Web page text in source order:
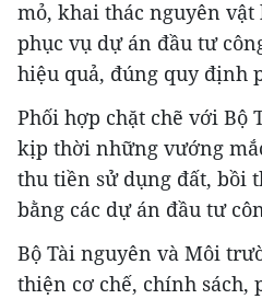
mỏ, khai thác nguyên vật
phục vụ dự án đầu tư
hiệu quả, đúng quy định
Phối hợp chặt chẽ với Bộ
kịp thời những vướng
thu tiền sử dụng đất, bồi
bằng các dự án đầu tư
Bộ Tài nguyên và Môi
thiện cơ chế, chính sách,